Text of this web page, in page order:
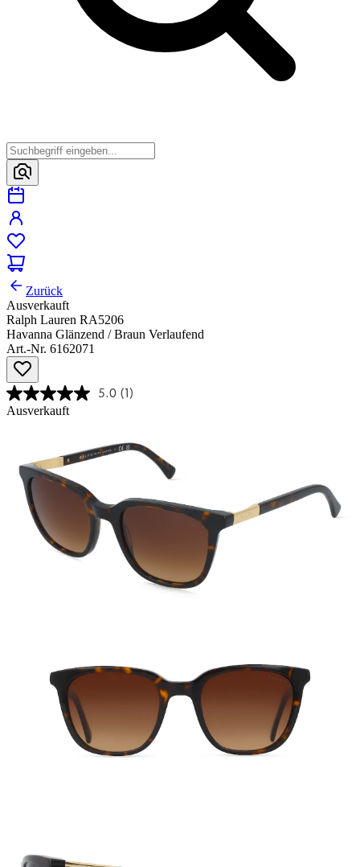
Zurück
Ausverkauft
Ralph Lauren RA5206
Havanna Glänzend / Braun Verlaufend
Art.-Nr. 6162071
5.0 (1)
Ausverkauft